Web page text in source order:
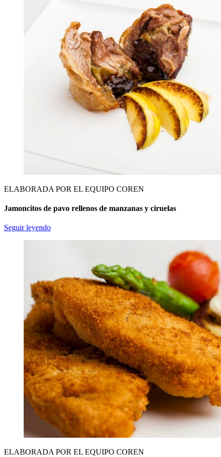
ELABORADA POR EL EQUIPO COREN
Jamoncitos de pavo rellenos de manzanas y ciruelas
Seguir leyendo
ELABORADA POR EL EQUIPO COREN